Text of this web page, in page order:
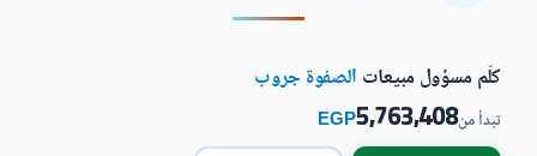
كلّم مسؤول مبيعات الصفوة جروب
تبدأ من5,763,408
EGP